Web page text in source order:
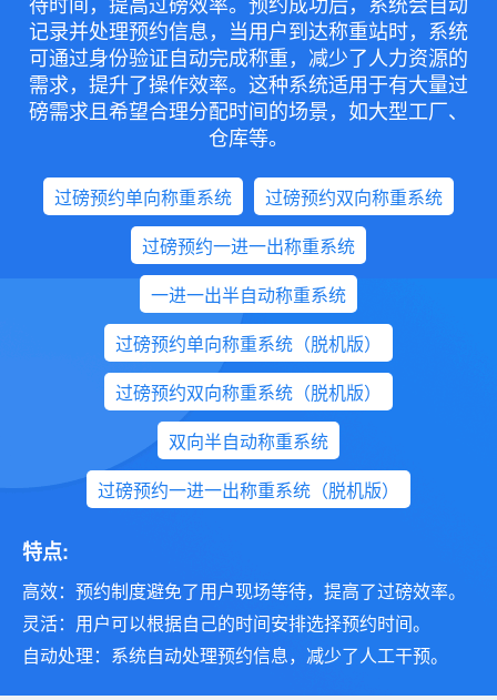
记录并处理预约信息，当用户到达称重站时，系统
可通过身份验证自动完成称重，减少了人力资源的
需求，提升了操作效率。这种系统适用于有大量过
磅需求且希望合理分配时间的场景，如大型工厂、
仓库等。
过磅预约单向称重系统
过磅预约双向称重系统
过磅预约一进一出称重系统
一进一出半自动称重系统
过磅预约单向称重系统（脱机版）
过磅预约双向称重系统（脱机版）
双向半自动称重系统
过磅预约一进一出称重系统（脱机版）
特点:
高效：预约制度避免了用户现场等待，提高了过磅效率。
灵活：用户可以根据自己的时间安排选择预约时间。
自动处理：系统自动处理预约信息，减少了人工干预。